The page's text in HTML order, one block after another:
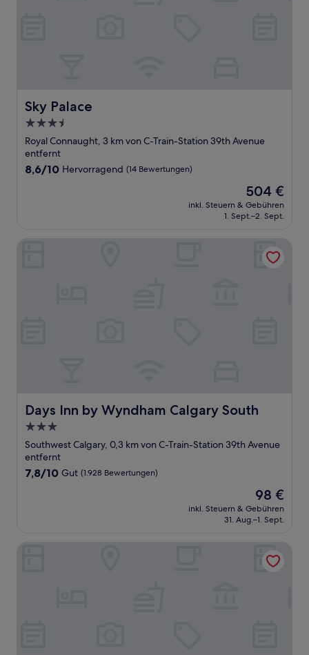
Sky Palace
Sky Palace
3.5-
Sterne-
Unterkunft
Royal Connaught, 3 km von C-Train-Station 39th Avenue
entfernt
8.6
8,6/10 Hervorragend (14 Bewertungen)
Der
Preis
beträgt
504 €
inkl. Steuern & Gebühren
1. Sept.–2. Sept.
Days Inn by Wyndham Calgary South
Days Inn by Wyndham Calgary South
3.0-
Sterne-
Unterkunft
Southwest Calgary, 0,3 km von C-Train-Station 39th Avenue
entfernt
7.8
7,8/10 Gut (1.928 Bewertungen)
Der
Preis
beträgt
98 €
inkl. Steuern & Gebühren
31. Aug.–1. Sept.